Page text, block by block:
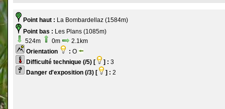
Point haut : La Bombardellaz (1584m)
Point bas : Les Plans (1085m)
524m
0m
2.1km
Orientation
: O
Difficulté technique (/5) [
] : 3
Danger d'exposition (/3) [
] : 2